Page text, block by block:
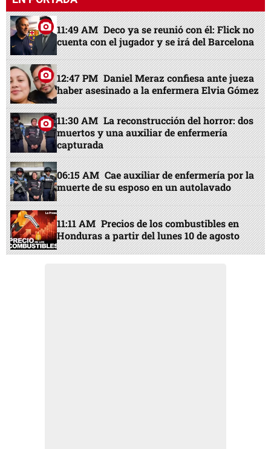
11:49 AM Deco ya se reunió con él: Flick no
cuenta con el jugador y se irá del Barcelona
12:47 PM Daniel Meraz confiesa ante jueza
haber asesinado a la enfermera Elvia Gómez
11:30 AM La reconstrucción del horror: dos
muertos y una auxiliar de enfermería
capturada
06:15 AM Cae auxiliar de enfermería por la
muerte de su esposo en un autolavado
11:11 AM Precios de los combustibles en
Honduras a partir del lunes 10 de agosto